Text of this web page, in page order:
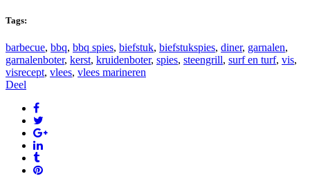
Tags:
barbecue, bbq, bbq spies, biefstuk, biefstukspies, diner, garnalen,
garnalenboter, kerst, kruidenboter, spies, steengrill, surf en turf, vis,
visrecept, vlees, vlees marineren
Deel